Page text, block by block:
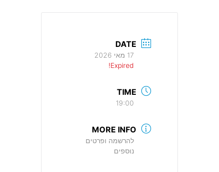
DATE
17 מאי 2026
Expired!
TIME
19:00
MORE INFO
להרשמה ופרטים
נוספים